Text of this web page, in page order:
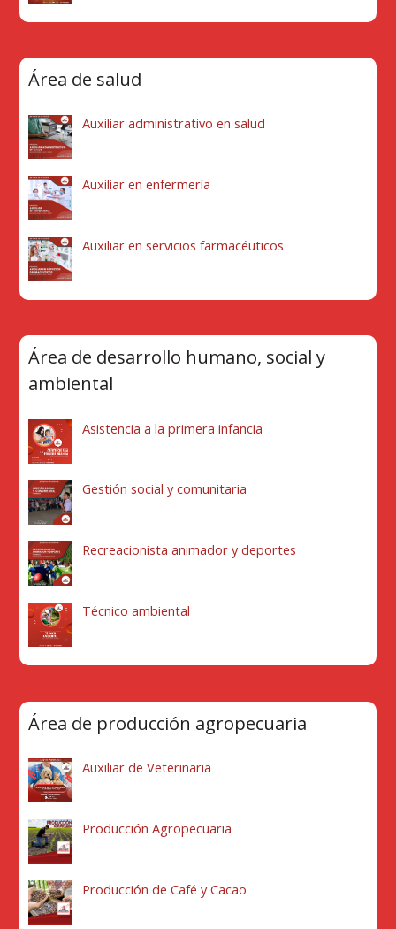
Área de salud
Auxiliar administrativo en salud
Auxiliar en enfermería
Auxiliar en servicios farmacéuticos
Área de desarrollo humano, social y
ambiental
Asistencia a la primera infancia
Gestión social y comunitaria
Recreacionista animador y deportes
Técnico ambiental
Área de producción agropecuaria
Auxiliar de Veterinaria
Producción Agropecuaria
Producción de Café y Cacao